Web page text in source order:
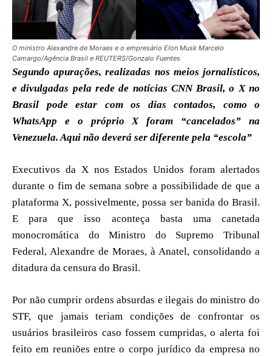
O ministro Alexandre de Moraes e o empresário Elon Musk Marcelo
Camargo/Agência Brasil e REUTERS/Gonzalo Fuentes
Segundo apurações, realizadas nos meios jornalísticos,
e divulgadas pela rede de notícias CNN Brasil, o X no
Brasil pode estar com os dias contados, como o
WhatsApp e o próprio X foram “cancelados” na
Venezuela. Aqui não deverá ser diferente pela “escola”
Executivos da X nos Estados Unidos foram alertados
durante o fim de semana sobre a possibilidade de que a
plataforma X, possivelmente, possa ser banida do Brasil.
E para que isso aconteça basta uma canetada
monocromática do Ministro do Supremo Tribunal
Federal, Alexandre de Moraes, à Anatel, consolidando a
ditadura da censura do Brasil.
Por não cumprir ordens absurdas e ilegais do ministro do
STF, que jamais teriam condições de confrontar os
usuários brasileiros caso fossem cumpridas, o alerta foi
feito em reuniões entre o corpo jurídico da empresa no